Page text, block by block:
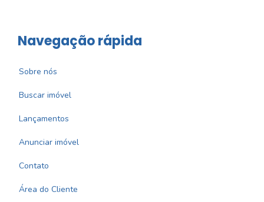
Navegação rápida
Sobre nós
Buscar imóvel
Lançamentos
Anunciar imóvel
Contato
Área do Cliente